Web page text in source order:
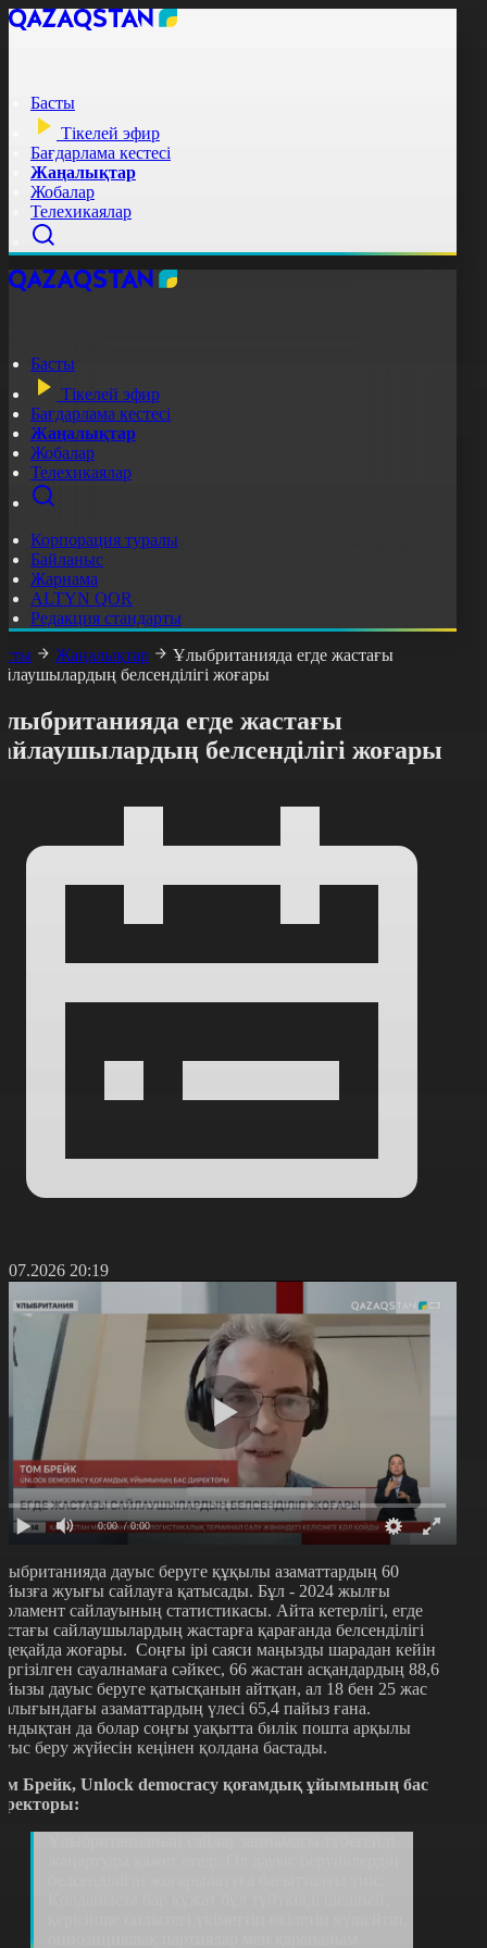
Басты
Тікелей эфир
Бағдарлама кестесі
Жаңалықтар
Жобалар
Телехикаялар
Басты
Тікелей эфир
Бағдарлама кестесі
Жаңалықтар
Жобалар
Телехикаялар
Корпорация туралы
Байланыс
Жарнама
ALTYN QOR
Редакция стандарты
Жаңалықтар
Ұлыбританияда егде жастағы
белсенділігі жоғары
егде жастағы
белсенділігі жоғары
20:19
0:00 / 0:00
дауыс беруге құқылы азаматтардың 60
жуығы сайлауға қатысады. Бұл - 2024 жылғы
сайлауының статистикасы. Айта кетерлігі, егде
сайлаушылардың жастарға қарағанда белсенділігі
жоғары. Соңғы ірі саяси маңызды шарадан кейін
сауалнамаға сәйкес, 66 жастан асқандардың 88,6
дауыс беруге қатысқанын айтқан, ал 18 бен 25 жас
азаматтардың үлесі 65,4 пайыз ғана.
да болар соңғы уақытта билік пошта арқылы
беру жүйесін кеңінен қолдана бастады.
Брейк, Unlock democracy қоғамдық ұйымының бас